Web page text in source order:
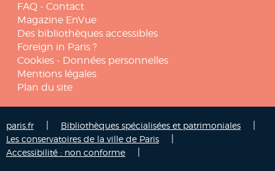
FAQ - Contact
Magazine EnVue
Des bibliothèques accessibles
Foreign in Paris ?
Cookies - Données personnelles
Mentions légales
Plan du site
paris.fr Bibliothèques spécialisées et patrimoniales
Les conservatoires de la ville de Paris
Accessibilité : non conforme